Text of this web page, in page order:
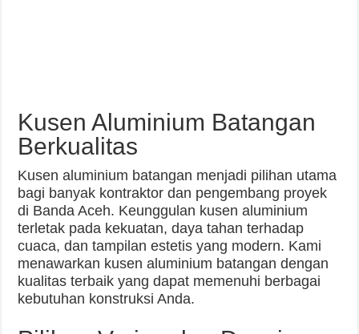
Kusen Aluminium Batangan
Berkualitas
Kusen aluminium batangan menjadi pilihan utama
bagi banyak kontraktor dan pengembang proyek
di Banda Aceh. Keunggulan kusen aluminium
terletak pada kekuatan, daya tahan terhadap
cuaca, dan tampilan estetis yang modern. Kami
menawarkan kusen aluminium batangan dengan
kualitas terbaik yang dapat memenuhi berbagai
kebutuhan konstruksi Anda.